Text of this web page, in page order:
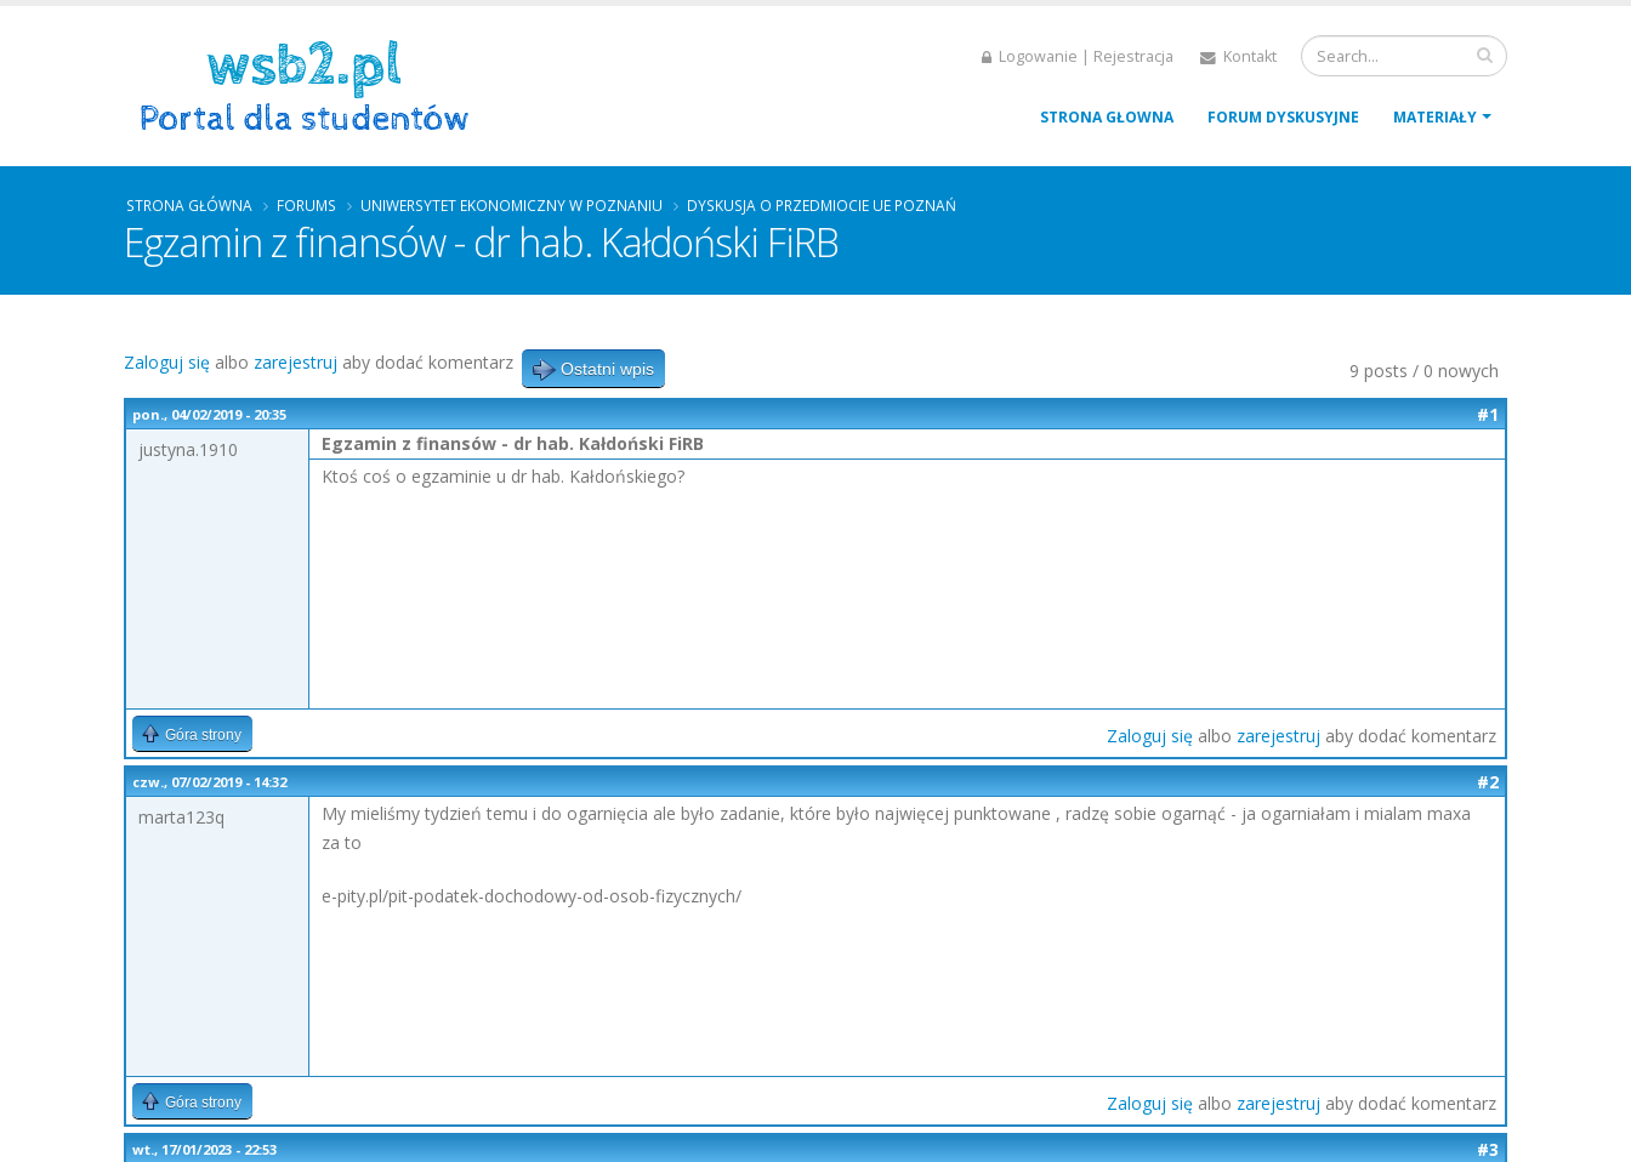
Logowanie | Rejestracja Kontakt
STRONA GŁOWNA FORUM DYSKUSYJNE MATERIAŁY
STRONA GŁÓWNA FORUMS UNIWERSYTET EKONOMICZNY W POZNANIU DYSKUSJA O PRZEDMIOCIE UE POZNAŃ
Egzamin z finansów - dr hab. Kałdoński FiRB
9 posts / 0 nowych
Zaloguj się albo zarejestruj aby dodać komentarz Ostatni wpis
pon., 04/02/2019 - 20:35
#1
justyna.1910
Egzamin z finansów - dr hab. Kałdoński FiRB
Ktoś coś o egzaminie u dr hab. Kałdońskiego?
Góra strony Zaloguj się albo zarejestruj aby dodać komentarz
czw., 07/02/2019 - 14:32
#2
marta123q
My mieliśmy tydzień temu i do ogarnięcia ale było zadanie, które było najwięcej punktowane , radzę sobie ogarnąć - ja ogarniałam i mialam maxa
za to
e-pity.pl/pit-podatek-dochodowy-od-osob-fizycznych/
Góra strony Zaloguj się albo zarejestruj aby dodać komentarz
wt., 17/01/2023 - 22:53
#3